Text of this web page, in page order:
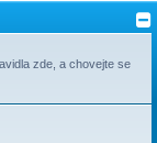
zde, a chovejte se